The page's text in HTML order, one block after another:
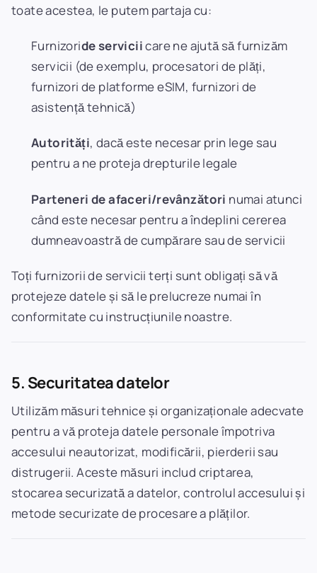
toate acestea, le putem partaja cu:
Furnizoride serviciicare ne ajută să furnizăm
servicii (de exemplu, procesatori de plăți,
furnizori de platforme eSIM, furnizori de
asistență tehnică)
Autorități, dacă este necesar prin lege sau
pentru a ne proteja drepturile legale
Parteneri de afaceri/revânzători numai atunci
când este necesar pentru a îndeplini cererea
dumneavoastră de cumpărare sau de servicii
Toți furnizorii de servicii terți sunt obligați să vă
protejeze datele și să le prelucreze numai în
conformitate cu instrucțiunile noastre.
5. Securitatea datelor
Utilizăm măsuri tehnice și organizaționale adecvate
pentru a vă proteja datele personale împotriva
accesului neautorizat, modificării, pierderii sau
distrugerii. Aceste măsuri includ criptarea,
stocarea securizată a datelor, controlul accesului și
metode securizate de procesare a plăților.